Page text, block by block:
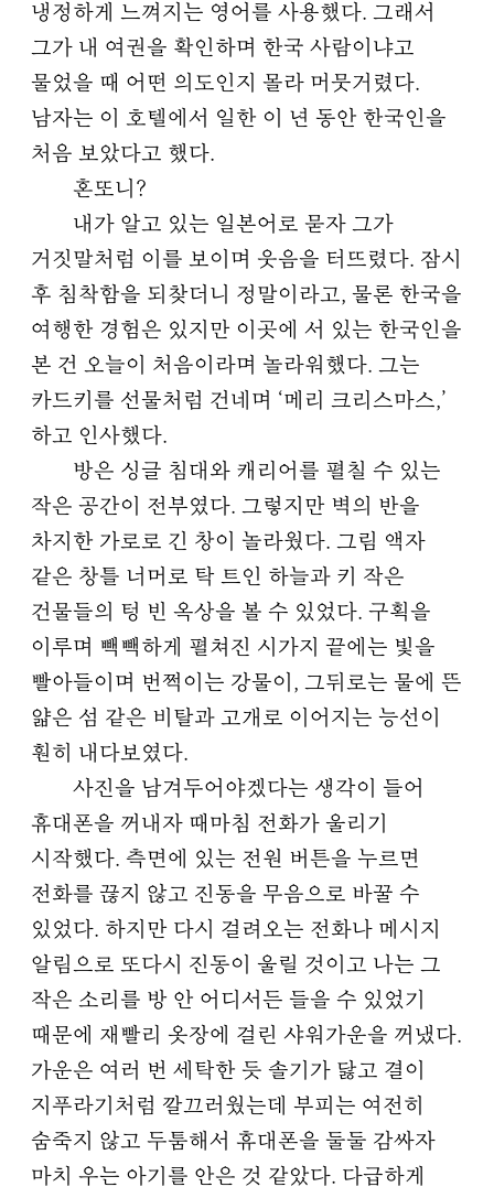
냉정하게 느껴지는 영어를 사용했다. 그래서
그가 내 여권을 확인하며 한국 사람이냐고
물었을 때 어떤 의도인지 몰라 머뭇거렸다.
남자는 이 호텔에서 일한 이 년 동안 한국인을
처음 보았다고 했다.
혼또니?
내가 알고 있는 일본어로 묻자 그가
거짓말처럼 이를 보이며 웃음을 터뜨렸다. 잠시
후 침착함을 되찾더니 정말이라고, 물론 한국을
여행한 경험은 있지만 이곳에 서 있는 한국인을
본 건 오늘이 처음이라며 놀라워했다. 그는
카드키를 선물처럼 건네며 ‘메리 크리스마스,’
하고 인사했다.
방은 싱글 침대와 캐리어를 펼칠 수 있는
작은 공간이 전부였다. 그렇지만 벽의 반을
차지한 가로로 긴 창이 놀라웠다. 그림 액자
같은 창틀 너머로 탁 트인 하늘과 키 작은
건물들의 텅 빈 옥상을 볼 수 있었다. 구획을
이루며 빽빽하게 펼쳐진 시가지 끝에는 빛을
빨아들이며 번쩍이는 강물이, 그뒤로는 물에 뜬
얇은 섬 같은 비탈과 고개로 이어지는 능선이
훤히 내다보였다.
사진을 남겨두어야겠다는 생각이 들어
휴대폰을 꺼내자 때마침 전화가 울리기
시작했다. 측면에 있는 전원 버튼을 누르면
전화를 끊지 않고 진동을 무음으로 바꿀 수
있었다. 하지만 다시 걸려오는 전화나 메시지
알림으로 또다시 진동이 울릴 것이고 나는 그
작은 소리를 방 안 어디서든 들을 수 있었기
때문에 재빨리 옷장에 걸린 샤워가운을 꺼냈다.
가운은 여러 번 세탁한 듯 솔기가 닳고 결이
지푸라기처럼 깔끄러웠는데 부피는 여전히
숨죽지 않고 두툼해서 휴대폰을 둘둘 감싸자
마치 우는 아기를 안은 것 같았다. 다급하게